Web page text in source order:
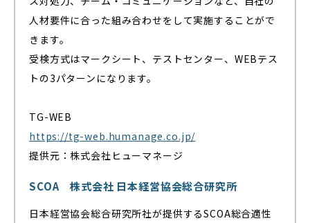
人材要件に合った組み合わせをして実施することがで
きます。
受検方式はマークシート、テストセンター、WEBテス
トの3パターンになります。
TG-WEB
https://tg-web.humanage.co.jp/
提供元：株式会社ヒューマネージ
SCOA 株式会社 日本経営協会総合研究所
日本経営協会総合研究所社が提供するSCOA総合適性